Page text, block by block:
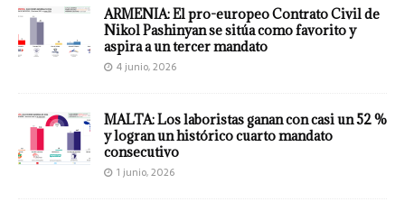
ARMENIA: El pro-europeo Contrato Civil de
Nikol Pashinyan se sitúa como favorito y
aspira a un tercer mandato
4 junio, 2026
MALTA: Los laboristas ganan con casi un 52 %
y logran un histórico cuarto mandato
consecutivo
1 junio, 2026